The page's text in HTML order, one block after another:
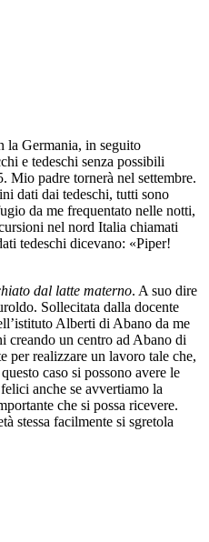
la Germania, in seguito
e tedeschi senza possibili
Mio padre tornerà nel settembre.
dati dai tedeschi, tutti sono
da me frequentato nelle notti,
nel nord Italia chiamati
tedeschi dicevano: «Piper!
dal latte materno. A suo dire
Sollecitata dalla docente
Alberti di Abano da me
creando un centro ad Abano di
per realizzare un lavoro tale che,
caso si possono avere le
anche se avvertiamo la
che si possa ricevere.
stessa facilmente si sgretola